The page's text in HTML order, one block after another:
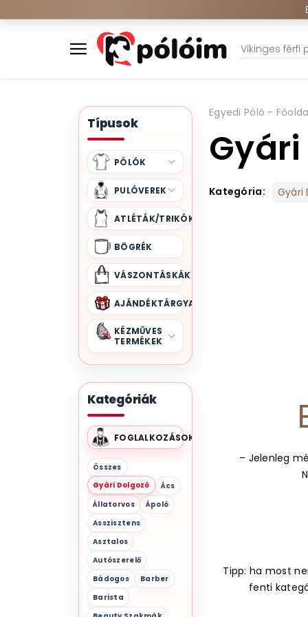
Típusok
PÓLÓK
PULÓVEREK
ATLÉTÁK/TRIKÓK
BÖGRÉK
VÁSZONTÁSKÁK
AJÁNDÉKTÁRGYAK
KÉZMŰVES
TERMÉKEK
Kategóriák
FOGLALKOZÁSOK
Összes
Gyári Dolgozó
Ács
Állatorvos
Ápoló
Asszisztens
Asztalos
Autószerelő
Bádogos
Barber
Barista
Egyedi Póló -
Kategória: Gyári
– Jelenleg
Tipp: ha most
fenti